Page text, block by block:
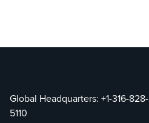
Global Headquarters: +1-316-828-
5110